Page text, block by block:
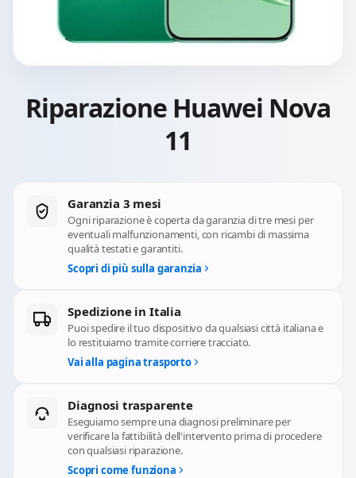
Riparazione Huawei Nova
11
Garanzia 3 mesi
Ogni riparazione è coperta da garanzia di tre mesi per
eventuali malfunzionamenti, con ricambi di massima
qualità testati e garantiti.
Scopri di più sulla garanzia
Spedizione in Italia
Puoi spedire il tuo dispositivo da qualsiasi città italiana e
lo restituiamo tramite corriere tracciato.
Vai alla pagina trasporto
Diagnosi trasparente
Eseguiamo sempre una diagnosi preliminare per
verificare la fattibilità dell'intervento prima di procedere
con qualsiasi riparazione.
Scopri come funziona